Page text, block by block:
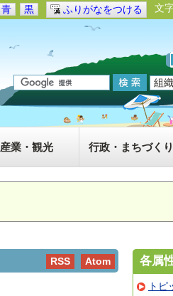
文
青 黒 ふりがなをつける
組
産業・観光 行政・まちづくり
RSS Atom 各属
トピ